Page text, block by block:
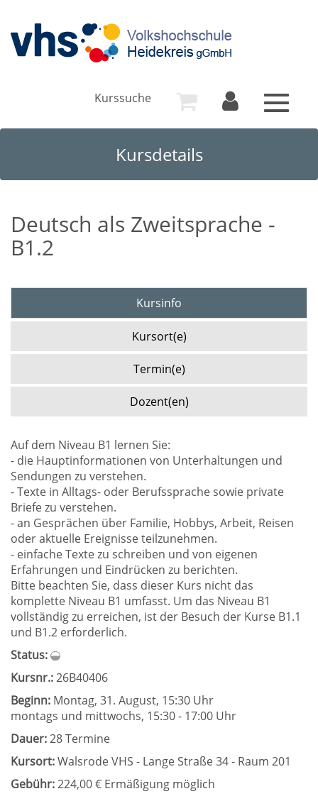
Kurssuche
Toggle
Kursdetails
Deutsch als Zweitsprache -
B1.2
Kursinfo
Kursort(e)
Termin(e)
Dozent(en)
Auf dem Niveau B1 lernen Sie:
- die Hauptinformationen von Unterhaltungen und
Sendungen zu verstehen.
- Texte in Alltags- oder Berufssprache sowie private
Briefe zu verstehen.
- an Gesprächen über Familie, Hobbys, Arbeit, Reisen
oder aktuelle Ereignisse teilzunehmen.
- einfache Texte zu schreiben und von eigenen
Erfahrungen und Eindrücken zu berichten.
Bitte beachten Sie, dass dieser Kurs nicht das
komplette Niveau B1 umfasst. Um das Niveau B1
vollständig zu erreichen, ist der Besuch der Kurse B1.1
und B1.2 erforderlich.
Status:
Kursnr.:26B40406
Beginn: Montag, 31. August, 15:30 Uhr
montags und mittwochs, 15:30 - 17:00 Uhr
Dauer:28 Termine
Kursort:Walsrode VHS - Lange Straße 34 - Raum 201
Gebühr:224,00 € Ermäßigung möglich